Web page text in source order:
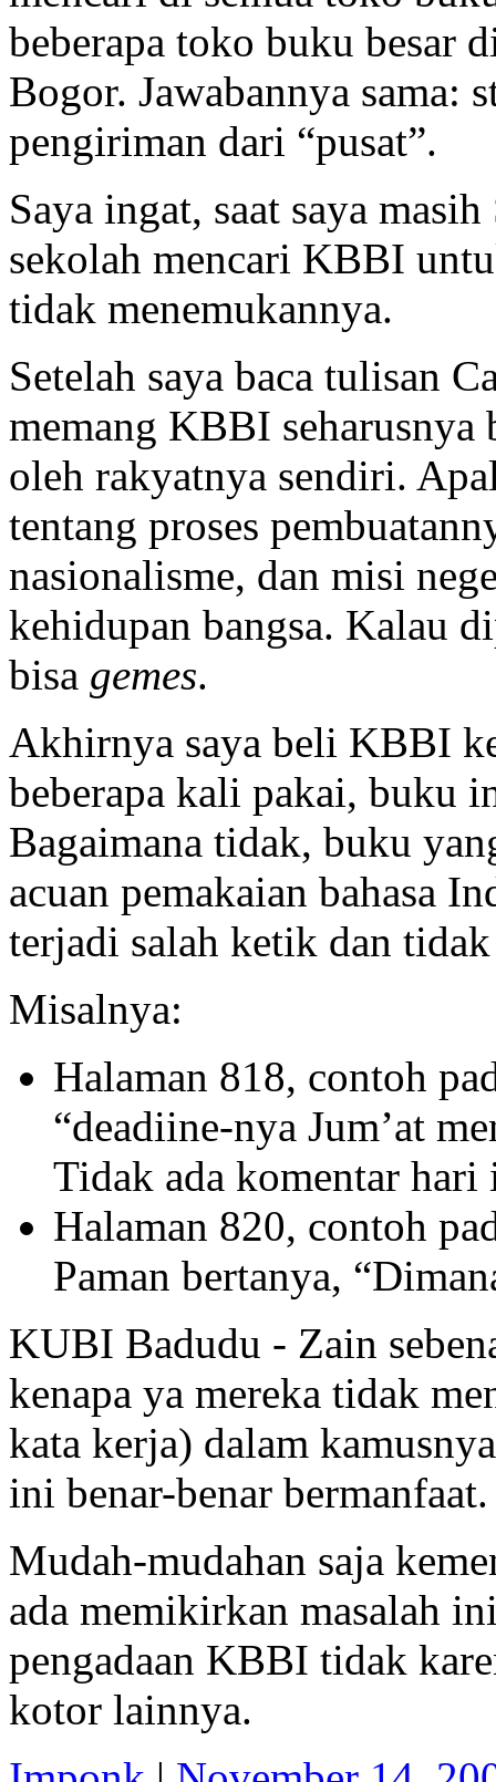
beberapa toko buku besar
Bogor. Jawabannya sama:
pengiriman dari “pusat”.
Saya ingat, saat saya
sekolah mencari KBBI
tidak menemukannya.
Setelah saya baca tulisan
memang KBBI seharusnya
oleh rakyatnya sendiri.
tentang proses
nasionalisme, dan misi
kehidupan bangsa. Kalau
bisa gemes.
Akhirnya saya beli KBBI
beberapa kali pakai, buku
Bagaimana tidak, buku
acuan pemakaian bahasa
terjadi salah ketik dan
Misalnya:
Halaman 818, contoh
“deadiine-nya Jum’at
Tidak ada komentar
Halaman 820, contoh
Paman bertanya,
KUBI Badudu - Zain
kenapa ya mereka tidak
kata kerja) dalam
ini benar-benar bermanfaat.
Mudah-mudahan saja
ada memikirkan masalah
pengadaan KBBI tidak
kotor lainnya.